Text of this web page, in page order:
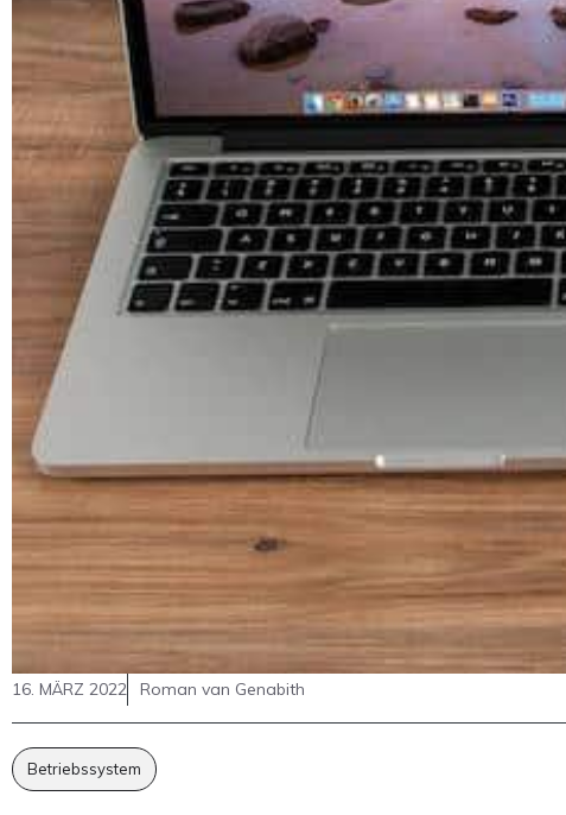
16. MÄRZ 2022 Roman van Genabith
Betriebssystem